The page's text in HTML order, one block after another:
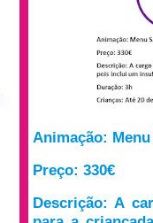
Animação:
Preço: 330€
Descrição: A